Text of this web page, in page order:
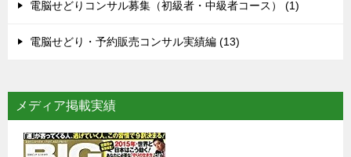
電脳せどりコンサル募集（初級者・中級者コース） (1)
電脳せどり・予約販売コンサル実績編 (13)
メディア掲載実績